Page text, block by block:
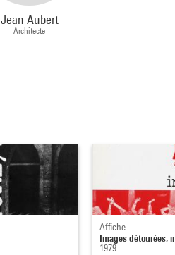
Jean Aubert
Architecte
Affiche
Images détourées,
1979